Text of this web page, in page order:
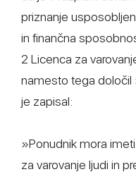
priznanje
in finančna
2 Licenca za
namesto tega določil
je zapisal:
»Ponudnik mora
za varovanje ljudi in